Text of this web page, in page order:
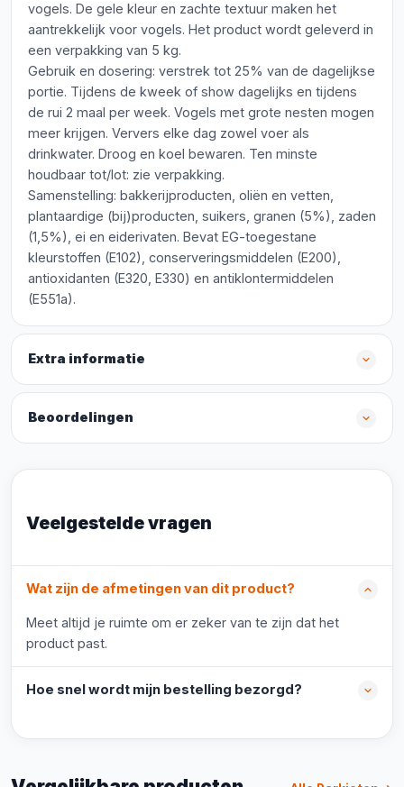
vogels. De gele kleur en zachte textuur maken het
aantrekkelijk voor vogels. Het product wordt geleverd in
een verpakking van 5 kg.
Gebruik en dosering: verstrek tot 25% van de dagelijkse
portie. Tijdens de kweek of show dagelijks en tijdens
de rui 2 maal per week. Vogels met grote nesten mogen
meer krijgen. Ververs elke dag zowel voer als
drinkwater. Droog en koel bewaren. Ten minste
houdbaar tot/lot: zie verpakking.
Samenstelling: bakkerijproducten, oliën en vetten,
plantaardige (bij)producten, suikers, granen (5%), zaden
(1,5%), ei en eiderivaten. Bevat EG-toegestane
kleurstoffen (E102), conserveringsmiddelen (E200),
antioxidanten (E320, E330) en antiklontermiddelen
(E551a).
Extra informatie
Beoordelingen
Veelgestelde vragen
Wat zijn de afmetingen van dit product?
Meet altijd je ruimte om er zeker van te zijn dat het
product past.
Hoe snel wordt mijn bestelling bezorgd?